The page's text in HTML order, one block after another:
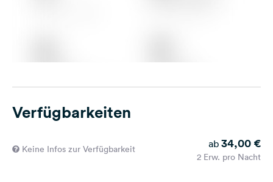
Verfügbarkeiten
Keine Infos zur Verfügbarkeit ab 34,00 €
2 Erw. pro Nacht